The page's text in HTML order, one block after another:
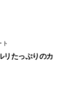
リたっぷりのカ